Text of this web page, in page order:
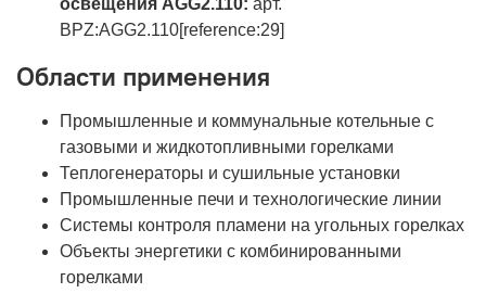
освещения AGG2.110: арт.
BPZ:AGG2.110[reference:29]
Области применения
Промышленные и коммунальные котельные с
газовыми и жидкотопливными горелками
Теплогенераторы и сушильные установки
Промышленные печи и технологические линии
Системы контроля пламени на угольных горелках
Объекты энергетики с комбинированными
горелками